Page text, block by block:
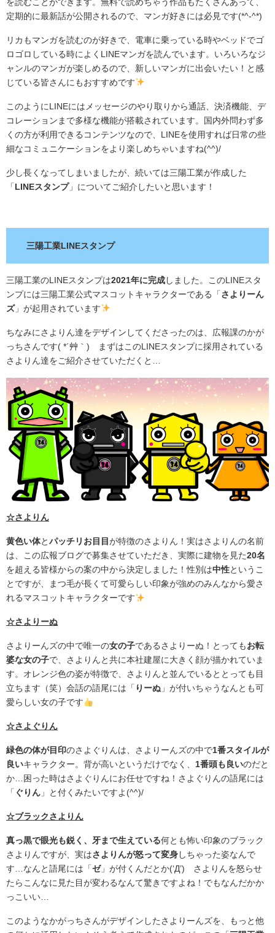
定期的に最新話が公開されるので、マンガ好きには必見です(*^-^*)
リカもマンガを読むのが好きで、電車に乗っている時やベッドでゴ
ロゴロしている時によくLINEマンガを読んでいます。いろいろなジ
ャンルのマンガが楽しめるので、新しいマンガに出会いたい！と感
じている皆さんにもおすすめです
このようにLINEにはメッセージのやり取りから通話、決済機能、デ
コレーションまで多様な機能が搭載されています。国内外問わず多
くの方が利用できるコンテンツなので、LINEを使用すれば日常の些
細なコミュニケーションをより楽しめちゃいますね(^^)/
少し長くなってしまいましたが、続いては三陽工業が作成した
「LINEスタンプ」についてご紹介したいと思います！
三陽工業LINEスタンプ
三陽工業のLINEスタンプは2021年に完成しました。このLINEスタ
ンプには三陽工業公式マスコットキャラクターである「さよりーん
ズ」が起用されています
ちなみにさよりん達をデザインしてくださったのは、広報課のかが
っちさんです( *´艸｀) まずはこのLINEスタンプに採用されている
さよりん達をご紹介させていただくと…
☆さよりん
黄色い体とパッチリお目目が特徴のさよりん！実はさよりんの名前
は、この広報ブログで募集させていただき、実際に建物を見た20名
を超える皆様からの案の中から決定しました！性別は中性というこ
とですが、まつ毛が長くて可愛らしい印象が強めのみんなから愛さ
れるマスコットキャラクターです
☆さよりーぬ
さよりーんズの中で唯一の女の子であるさよりーぬ！とってもお転
婆な女の子で、さよりんと共に本社建屋に大きく顔が描かれていま
す。オレンジ色の姿が特徴で、さよりんと並んでいるととっても目
立ちます（笑）会話の語尾には「 りーぬ 」が付いちゃうなんとも可
愛らしい女の子です
☆さよぐりん
緑色の体が目印のさよぐりんは、さよりーんズの中で1番スタイルが
良いキャラクター。背が高いというだけでなく、 1番頭も良いのだと
か…困った時はさよぐりんにお任せですね！さよぐりんの語尾には
「 ぐりん 」と付くみたいですよ(^^)/
☆ブラックさよりん
真っ黒で眼光も鋭く、牙まで生えている何とも怖い印象のブラック
さよりんですが、実はさよりんが怒って変身しちゃった姿なんで
す…なんと語尾には「ゼ」が付くんだとか(‘Д’) さよりんを怒らせ
たらこんなに見た目が変わるなんて驚きですよね！でもなんだかか
っこいい…
このようなかがっちさんがデザインしたさよりーんズを、もっと他